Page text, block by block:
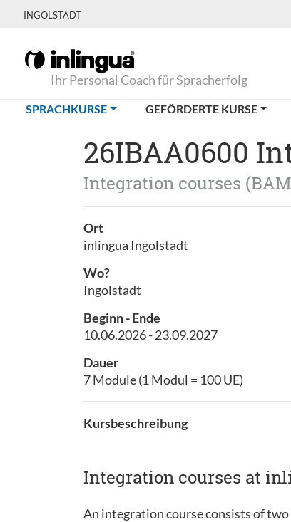
INGOLSTADT
Ihr Personal Coach für Spracherfolg
SPRACHKURSE(CURRENT)GEFÖRDERTE KURSE
26IBAA0600
Integration courses
Ort
inlingua Ingolstadt
Wo?
Ingolstadt
Beginn - Ende
10.06.2026 - 23.09.2027
Dauer
7 Module (1 Modul = 100 UE)
Kursbeschreibung
Integration courses at
An integration course consists of two